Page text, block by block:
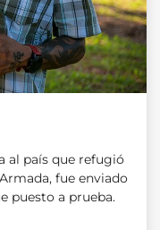
al país que refugió
fue enviado
puesto a prueba.